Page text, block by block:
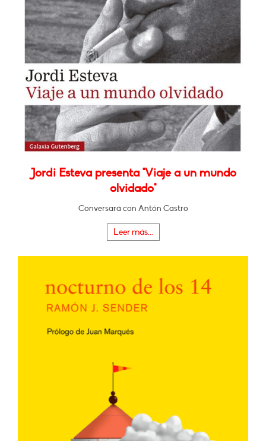
Jordi Esteva presenta "Viaje a un mundo
olvidado"
Conversará con Antón Castro
Leer más...